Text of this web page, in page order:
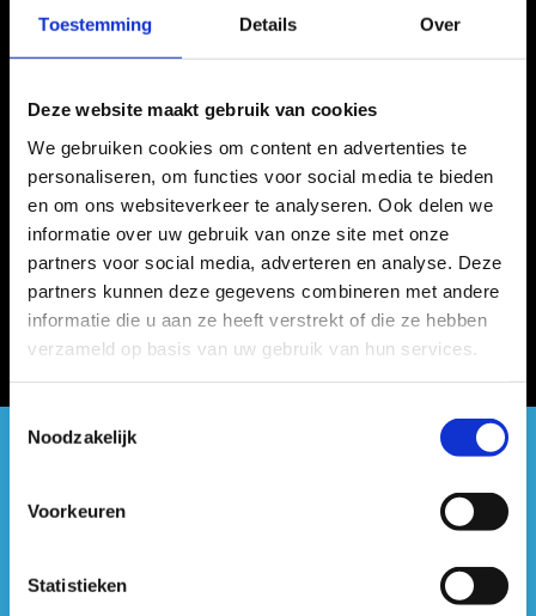
Toestemming Details Over
Deze website maakt gebruik van cookies
We gebruiken cookies om content en advertenties te
personaliseren, om functies voor social media te bieden
en om ons websiteverkeer te analyseren. Ook delen we
informatie over uw gebruik van onze site met onze
partners voor social media, adverteren en analyse. Deze
partners kunnen deze gegevens combineren met andere
informatie die u aan ze heeft verstrekt of die ze hebben
verzameld op basis van uw gebruik van hun services.
Toestemmingsselectie
Noodzakelijk
Voorkeuren
Statistieken